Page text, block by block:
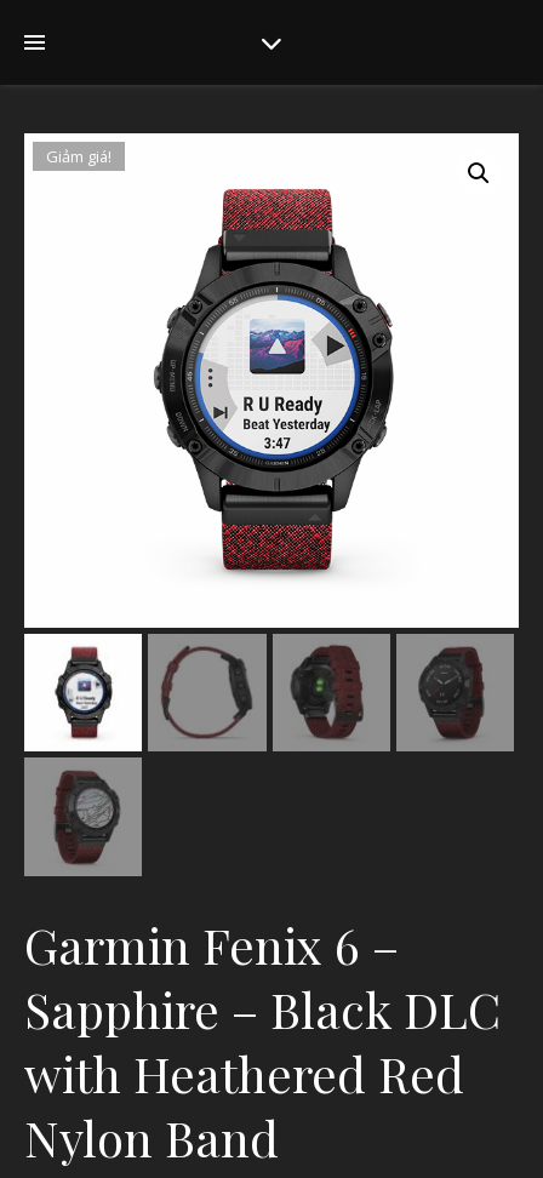
Giảm giá!
Garmin Fenix 6 –
Sapphire – Black DLC
with Heathered Red
Nylon Band